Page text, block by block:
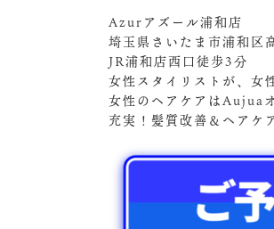
Azurアズール浦和店
埼玉県さいたま市浦和区
JR浦和店西口徒歩3分
女性スタイリストが、女
女性のヘアケアはAujua
充実！髪質改善＆ヘアケ